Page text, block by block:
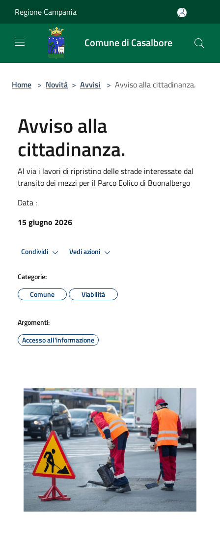
Regione Campania
Comune di Casalbore
Home > Novità > Avvisi > Avviso alla cittadinanza.
Avviso alla
cittadinanza.
Al via i lavori di ripristino delle strade interessate dal
transito dei mezzi per il Parco Eolico di Buonalbergo
Data :
15 giugno 2026
Condividi Vedi azioni
Categorie:
Comune
Viabilità
Argomenti:
Accesso all'informazione